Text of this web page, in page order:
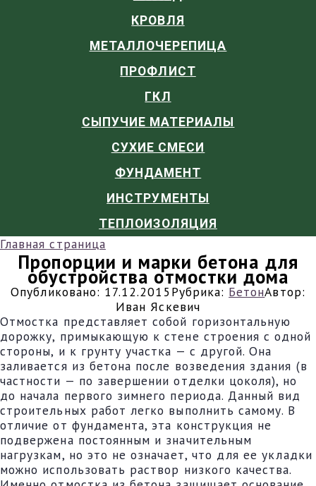
КРОВЛЯ
МЕТАЛЛОЧЕРЕПИЦА
ПРОФЛИСТ
ГКЛ
СЫПУЧИЕ МАТЕРИАЛЫ
СУХИЕ СМЕСИ
ФУНДАМЕНТ
ИНСТРУМЕНТЫ
ТЕПЛОИЗОЛЯЦИЯ
Главная страница
Пропорции и марки бетона для
обустройства отмостки дома
Опубликовано: 17.12.2015 Рубрика: БетонАвтор:
Иван Яскевич
Отмостка представляет собой горизонтальную
дорожку, примыкающую к стене строения с одной
стороны, и к грунту участка — с другой. Она
заливается из бетона после возведения здания (в
частности — по завершении отделки цоколя), но
до начала первого зимнего периода. Данный вид
строительных работ легко выполнить самому. В
отличие от фундамента, эта конструкция не
подвержена постоянным и значительным
нагрузкам, но это не означает, что для ее укладки
можно использовать раствор низкого качества.